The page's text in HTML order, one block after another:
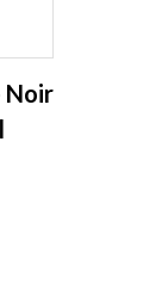
Noir